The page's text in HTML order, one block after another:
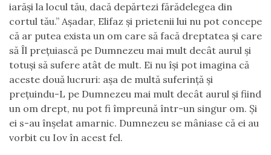
iarăși la locul tău, dacă depărtezi fărădelegea din
cortul tău.” Așadar, Elifaz și prietenii lui nu pot concepe
că ar putea exista un om care să facă dreptatea și care
să Îl prețuiască pe Dumnezeu mai mult decât aurul și
totuși să sufere atât de mult. Ei nu își pot imagina că
aceste două lucruri: așa de multă suferință și
prețuindu-L pe Dumnezeu mai mult decât aurul și fiind
un om drept, nu pot fi împreună într-un singur om. Și
ei s-au înșelat amarnic. Dumnezeu se mâniase că ei au
vorbit cu Iov în acest fel.